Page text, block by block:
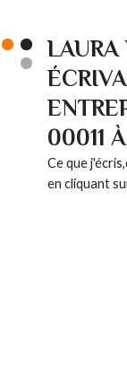
LAURA
00011
Ce que
en cliquant